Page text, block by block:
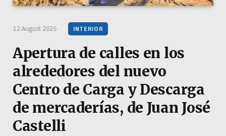
12 August 2025 INTERIOR
Apertura de calles en los
alrededores del nuevo
Centro de Carga y Descarga
de mercaderías, de Juan José
Castelli